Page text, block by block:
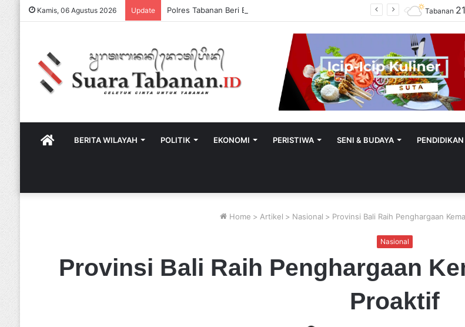
Kamis, 06 Agustus 2026 Update Tabanan
HOMEBERITA WILAYAH POLITIK EKONOMI PERISTIWA SENI & BUDAYA PENDIDIKAN
Home > Artikel > Nasional > Provinsi Bali Raih Penghargaan
Nasional
Provinsi Bali Raih Penghargaan
Proaktif